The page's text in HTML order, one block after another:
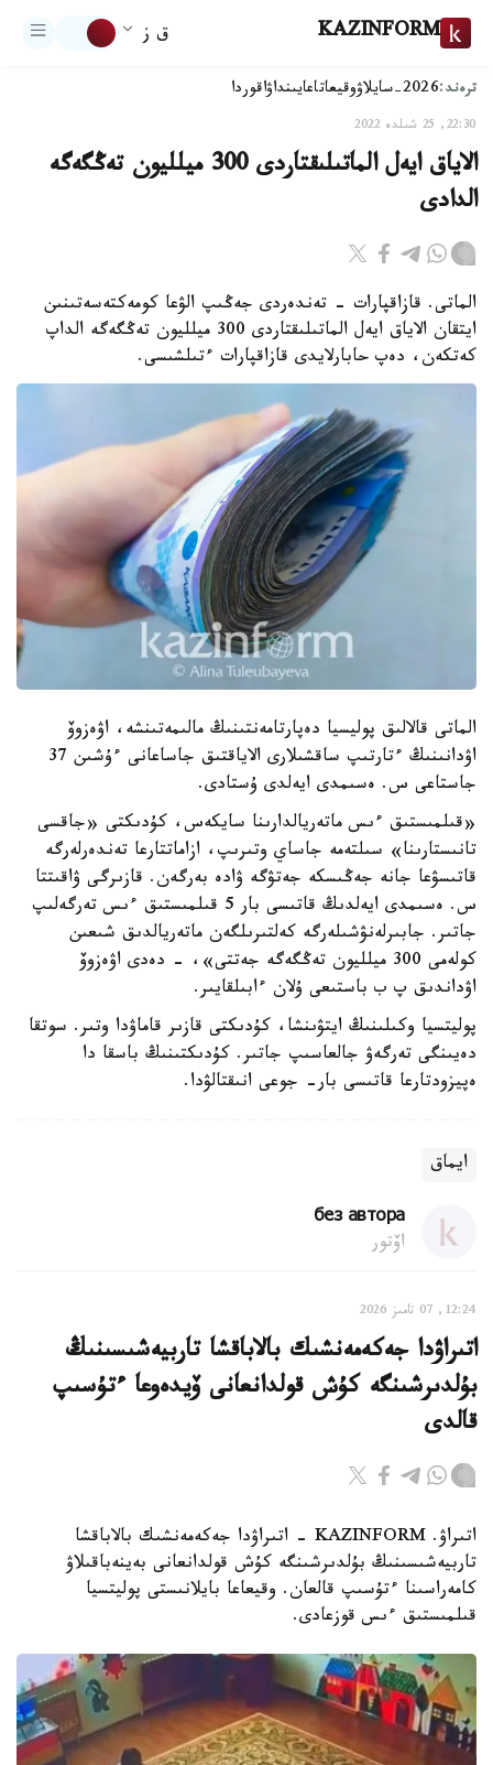
KAZINFORM ق ز
ترەند:2026-سايلاۋ وقيعاتاعايىنداۋاقوردا
22:30, 25 شىلدە 2022
الاياق ايەل الماتىلىقتاردى 300 ميلليون تەڭگەگە
الدادى
الماتى. قازاقپارات - تەندەردى جەڭىپ الۋعا كومەكتەسەتىنىن
ايتقان الاياق ايەل الماتىلىقتاردى 300 ميلليون تەڭگەگە الداپ
كەتكەن، دەپ حابارلايدى قازاقپارات ءتىلشىسى.
الماتى قالالىق پوليسيا دەپارتامەنتىنىڭ مالىمەتىنشە، اۋەزوۆ
اۋدانىنىڭ ءتارتىپ ساقشىلارى الاياقتىق جاساعانى ءۇشىن 37
جاستاعى س. ەسىمدى ايەلدى ۇستادى.
«قىلمىستىق ءىس ماتەريالدارىنا سايكەس، كۇدىكتى «جاقسى
تانىستارىنا» سىلتەمە جاساي وتىرىپ، ازاماتتارعا تەندەرلەرگە
قاتىسۋعا جانە جەڭىسكە جەتۋگە ۋادە بەرگەن. قازىرگى ۋاقىتتا
س. ەسىمدى ايەلدىڭ قاتىسى بار 5 قىلمىستىق ءىس تەرگەلىپ
جاتىر. جابىرلەنۋشىلەرگە كەلتىرىلگەن ماتەريالدىق شىعىن
كولەمى 300 ميلليون تەڭگەگە جەتتى»، - دەدى اۋەزوۆ
اۋداندىق پ ب باستىعى ۇلان ءابىلقايىر.
پوليتسيا وكىلىنىڭ ايتۋىنشا، كۇدىكتى قازىر قاماۋدا وتىر. سوتقا
دەيىنگى تەرگەۋ جالعاسىپ جاتىر. كۇدىكتىنىڭ باسقا دا
ەپيزودتارعا قاتىسى بار- جوعى انىقتالۋدا.
ايماق
без автора
اۆتور
12:24, 07 تامىز 2026
اتىراۋدا جەكەمەنشىك بالاباقشا تاربيەشىسىنىڭ
بۇلدىرشىنگە كۇش قولدانعانى ۆيدەوعا ءتۇسىپ
قالدى
اتىراۋ. KAZINFORM - اتىراۋدا جەكەمەنشىك بالاباقشا
تاربيەشىسىنىڭ بۇلدىرشىنگە كۇش قولدانعانى بەينەباقىلاۋ
كامەراسىنا ءتۇسىپ قالعان. وقيعاعا بايلانىستى پوليتسيا
قىلمىستىق ءىس قوزعادى.